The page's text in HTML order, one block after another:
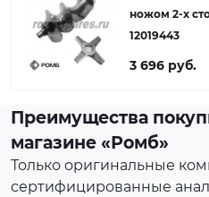
ножом 2-х
12019443
3 696 руб.
Преимущества
магазине «Ромб»
Только оригинальные
сертифицированные